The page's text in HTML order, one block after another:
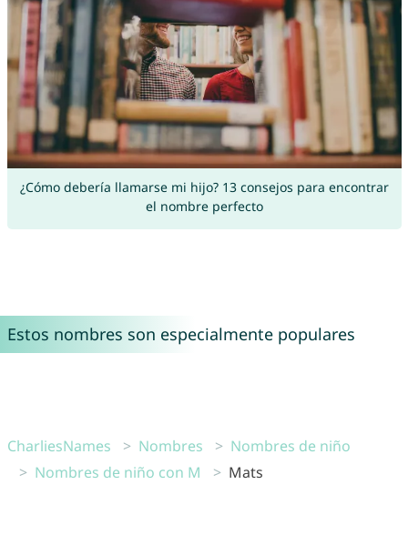
¿Cómo debería llamarse mi hijo? 13 consejos para encontrar
el nombre perfecto
Estos nombres son especialmente populares
CharliesNames Nombres
Nombres de niño
Nombres de niño con M
Mats